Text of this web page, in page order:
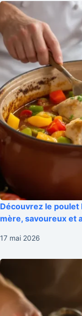
Découvrez le poulet
mère, savoureux et
17 mai 2026